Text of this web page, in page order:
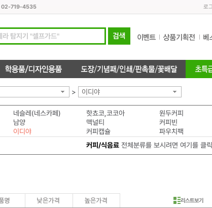
02-719-4535 로
> 이디야
네슬레(네스카페) 핫쵸코,코코아 원두커피
남양 맥널티 커피빈
이디야 커피캡슐
파우치팩
커피/식음료전체분류를 보시려면 여기를 클
리스트보기